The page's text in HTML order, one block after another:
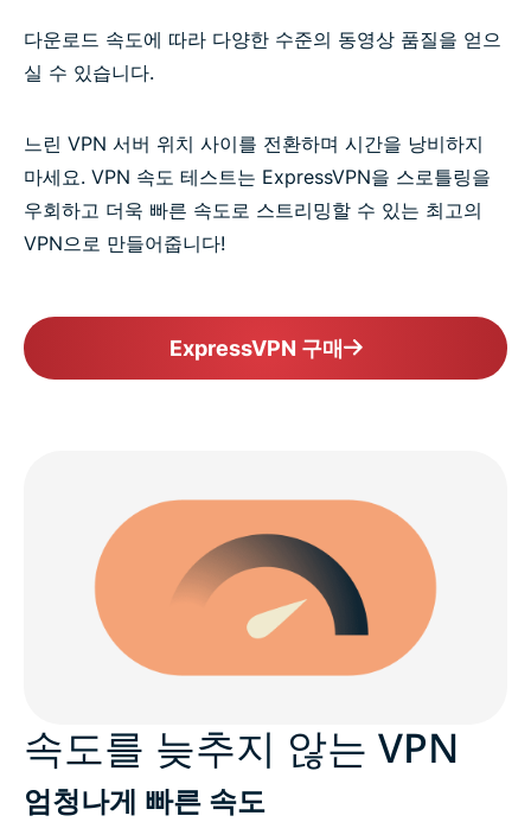
다운로드 속도에 따라 다양한 수준의 동영상 품질을 얻으
실 수 있습니다.
느린 VPN 서버 위치 사이를 전환하며 시간을 낭비하지
마세요. VPN 속도 테스트는 ExpressVPN을 스로틀링을
우회하고 더욱 빠른 속도로 스트리밍할 수 있는 최고의
VPN으로 만들어줍니다!
ExpressVPN 구매
속도를 늦추지 않는 VPN
엄청나게 빠른 속도